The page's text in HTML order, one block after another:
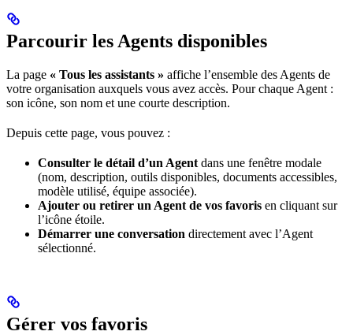
Parcourir les Agents disponibles
La page « Tous les assistants » affiche l’ensemble des Agents de
votre organisation auxquels vous avez accès. Pour chaque Agent :
son icône, son nom et une courte description.
Depuis cette page, vous pouvez :
Consulter le détail d’un Agent dans une fenêtre modale
(nom, description, outils disponibles, documents accessibles,
modèle utilisé, équipe associée).
Ajouter ou retirer un Agent de vos favoris en cliquant sur
l’icône étoile.
Démarrer une conversation directement avec l’Agent
sélectionné.
Gérer vos favoris